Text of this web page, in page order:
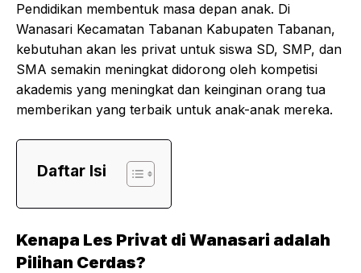
Pendidikan membentuk masa depan anak. Di
Wanasari Kecamatan Tabanan Kabupaten Tabanan,
kebutuhan akan les privat untuk siswa SD, SMP, dan
SMA semakin meningkat didorong oleh kompetisi
akademis yang meningkat dan keinginan orang tua
memberikan yang terbaik untuk anak-anak mereka.
Daftar Isi
Kenapa Les Privat di Wanasari adalah
Pilihan Cerdas?